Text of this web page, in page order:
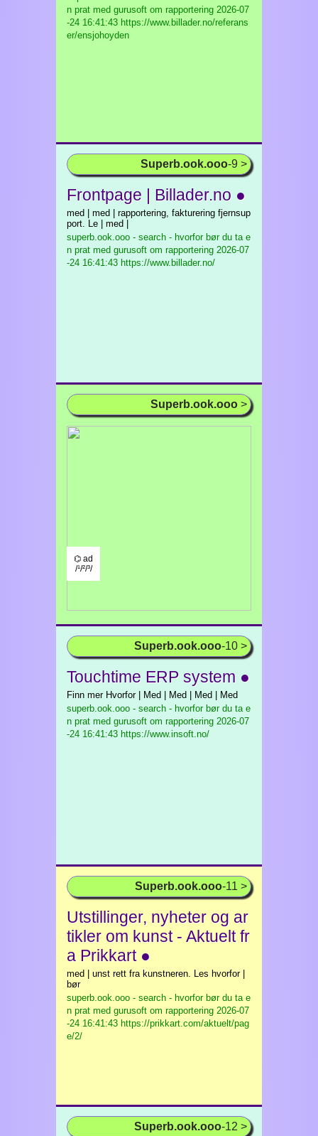
n prat med gurusoft om rapportering 2026-07
-24 16:41:43 https://www.billader.no/referans
er/ensjohoyden
Superb.ook.ooo-9 >
Frontpage | Billader.no ●
med | med | rapportering, fakturering fjernsup
port. Le | med |
superb.ook.ooo - search - hvorfor bør du ta e
n prat med gurusoft om rapportering 2026-07
-24 16:41:43 https://www.billader.no/
Superb.ook.ooo >
⌬ ad
/¹/²/³/
Superb.ook.ooo-10 >
Touchtime ERP system ●
Finn mer Hvorfor | Med | Med | Med | Med
superb.ook.ooo - search - hvorfor bør du ta e
n prat med gurusoft om rapportering 2026-07
-24 16:41:43 https://www.insoft.no/
Superb.ook.ooo-11 >
Utstillinger, nyheter og ar
tikler om kunst - Aktuelt fr
a Prikkart ●
med | unst rett fra kunstneren. Les hvorfor |
bør
superb.ook.ooo - search - hvorfor bør du ta e
n prat med gurusoft om rapportering 2026-07
-24 16:41:43 https://prikkart.com/aktuelt/pag
e/2/
Superb.ook.ooo-12 >